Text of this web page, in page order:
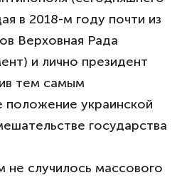
в 2018-м году почти из
Верховная Рада
и лично президент
тем самым
украинской
государства
не случилось массового